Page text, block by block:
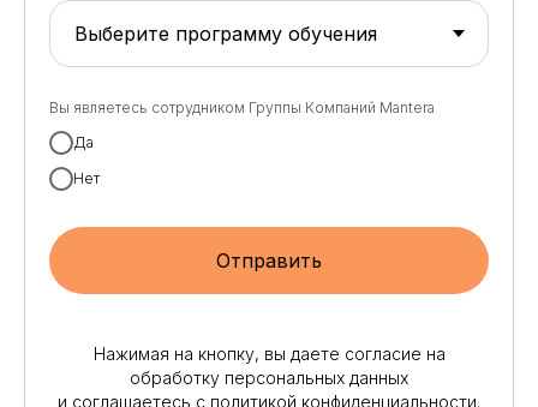
Вы являетесь сотрудником Группы Компаний Mantera
Да
Нет
Отправить
Нажимая на кнопку, вы даете согласие на
обработку персональных данных
и соглашаетесь c политикой конфиденциальности.